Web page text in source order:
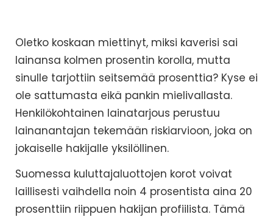
Oletko koskaan miettinyt, miksi kaverisi sai
lainansa kolmen prosentin korolla, mutta
sinulle tarjottiin seitsemää prosenttia? Kyse ei
ole sattumasta eikä pankin mielivallasta.
Henkilökohtainen lainatarjous perustuu
lainanantajan tekemään riskiarvioon, joka on
jokaiselle hakijalle yksilöllinen.
Suomessa kuluttajaluottojen korot voivat
laillisesti vaihdella noin 4 prosentista aina 20
prosenttiin riippuen hakijan profiilista. Tämä